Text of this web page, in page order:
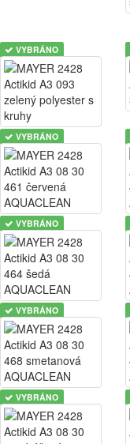
VYBRÁNO
VYBRÁNO
VYBRÁNO
VYBRÁNO
VYBRÁNO